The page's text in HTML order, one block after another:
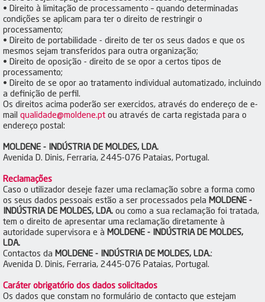
• Direito à limitação de processamento – quando determinadas
condições se aplicam para ter o direito de restringir o
processamento;
• Direito de portabilidade - direito de ter os seus dados e que os
mesmos sejam transferidos para outra organização;
• Direito de oposição - direito de se opor a certos tipos de
processamento;
• Direito de se opor ao tratamento individual automatizado, incluindo
a definição de perfil.
Os direitos acima poderão ser exercidos, através do endereço de e-
mail qualidade@moldene.pt ou através de carta registada para o
endereço postal:
MOLDENE - INDÚSTRIA DE MOLDES, LDA.
Avenida D. Dinis, Ferraria, 2445-076 Pataias, Portugal.
Reclamações
Caso o utilizador deseje fazer uma reclamação sobre a forma como
os seus dados pessoais estão a ser processados pela MOLDENE -
INDÚSTRIA DE MOLDES, LDA. ou como a sua reclamação foi tratada,
tem o direito de apresentar uma reclamação diretamente à
autoridade supervisora e à MOLDENE - INDÚSTRIA DE MOLDES,
LDA.
Contactos da MOLDENE - INDÚSTRIA DE MOLDES, LDA.:
Avenida D. Dinis, Ferraria, 2445-076 Pataias, Portugal.
Caráter obrigatório dos dados solicitados
Os dados que constam no formulário de contacto que estejam